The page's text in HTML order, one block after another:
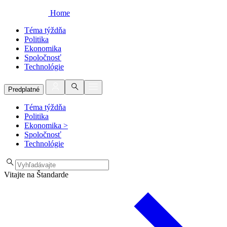
Home
Téma týždňa
Politika
Ekonomika
Spoločnosť
Technológie
Predplatné
Téma týždňa
Politika
Ekonomika >
Spoločnosť
Technológie
Vitajte na Štandarde